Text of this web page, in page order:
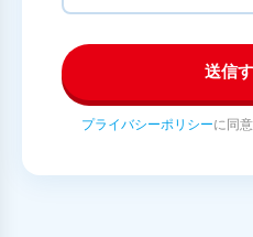
送信
プライバシーポリシーに同